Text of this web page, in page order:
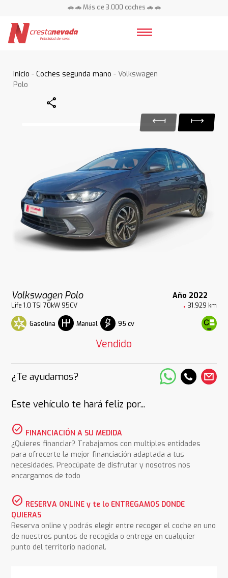
🚗 🚗 Más de 3.000 coches 🚗 🚗
Inicio -Coches segunda mano - Volkswagen
Polo
Share
Volkswagen Polo Año 2022
Life 1.0 TSI 70kW 95CV 31.929 km
Gasolina Manual 95 cv
Vendido
¿Te ayudamos?
Este vehículo te hará feliz por...
check_circle FINANCIACIÓN A SU MEDIDA
¿Quieres financiar? Trabajamos con multiples entidades
para ofrecerte la mejor financiación adaptada a tus
necesidades. Preocúpate de disfrutar y nosotros nos
encargamos de todo
check_circle RESERVA ONLINE y te lo ENTREGAMOS DONDE
QUIERAS
Reserva online y podrás elegir entre recoger el coche en uno
de nuestros puntos de recogida o entrega en cualquier
punto del territorio nacional.